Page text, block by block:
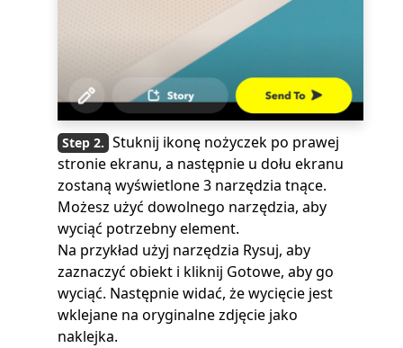
Stuknij ikonę nożyczek po prawej
stronie ekranu, a następnie u dołu ekranu
zostaną wyświetlone 3 narzędzia tnące.
Możesz użyć dowolnego narzędzia, aby
wyciąć potrzebny element.
Na przykład użyj narzędzia Rysuj, aby
zaznaczyć obiekt i kliknij Gotowe, aby go
wyciąć. Następnie widać, że wycięcie jest
wklejane na oryginalne zdjęcie jako
naklejka.